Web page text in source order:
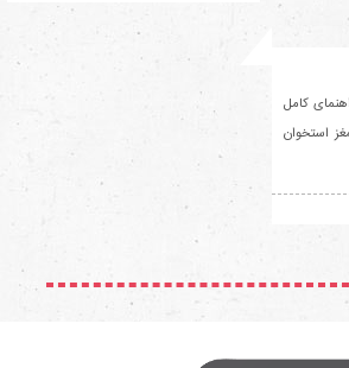
کامل
استخوان